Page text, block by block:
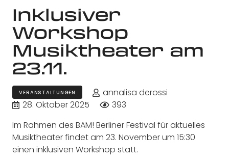
Inklusiver
Workshop
Musiktheater am
23.11.
VERANSTALTUNGEN
annalisa derossi
28. Oktober 2025
393
Im Rahmen des BAM! Berliner Festival für aktuelles
Musiktheater findet am 23. November um 15:30
einen inklusiven Workshop statt.